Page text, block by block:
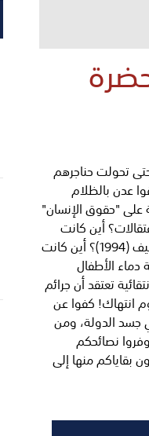
(94) في حضرة
تحولت حناجرهم
عدن بالظلام
على "حقوق الإنسان"
أين كانت
هذه الإنسانية المزعومة حين كنتم تدكون الجنوب بمدافعكم في صيف (1994)؟ أين كانت
دماء الأطفال
تعتقد أن جرائم
انتهاك! كفوا عن
جسد الدولة، ومن
نصائحكم
بقاياكم منها إلى